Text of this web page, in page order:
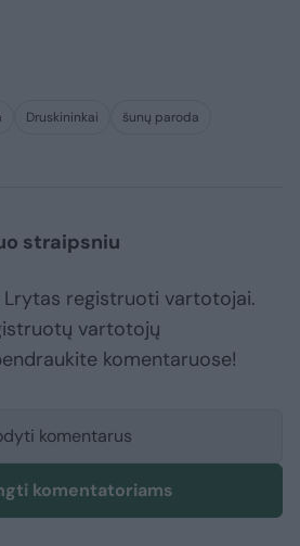
Druskininkai
šunų paroda
straipsniu
registruoti vartotojai.
vartotojų
komentaruose!
komentarus
komentatoriams